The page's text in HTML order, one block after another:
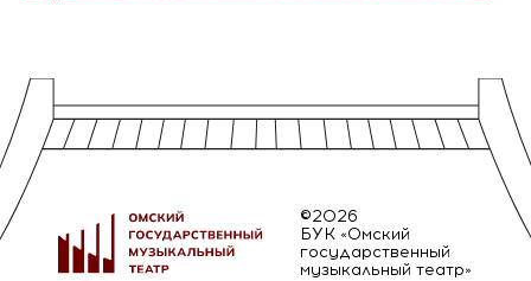
©2026
БУК «Омский
государственный
музыкальный театр»